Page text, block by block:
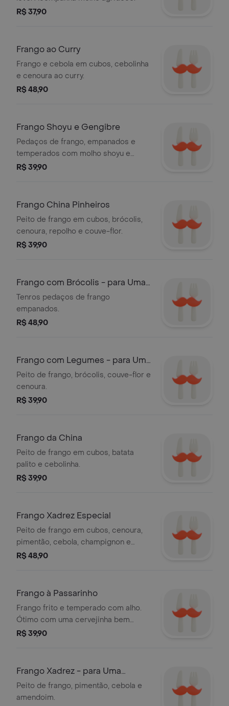
R$ 37,90
Frango ao Curry
Frango e cebola em cubos, cebolinha
e cenoura ao curry.
R$ 48,90
Frango Shoyu e Gengibre
Pedaços de frango, empanados e
temperados com molho shoyu e
gengibre.
R$ 39,90
Frango China Pinheiros
Peito de frango em cubos, brócolis,
cenoura, repolho e couve-flor.
R$ 39,90
Frango com Brócolis - para Uma
Pessoa
Tenros pedaços de frango
empanados.
R$ 48,90
Frango com Legumes - para Uma
Pessoa
Peito de frango, brócolis, couve-flor e
cenoura.
R$ 39,90
Frango da China
Peito de frango em cubos, batata
palito e cebolinha.
R$ 39,90
Frango Xadrez Especial
Peito de frango em cubos, cenoura,
pimentão, cebola, champignon e
amendoim.
R$ 48,90
Frango à Passarinho
Frango frito e temperado com alho.
Ótimo com uma cervejinha bem
gelada.
R$ 39,90
Frango Xadrez - para Uma
Pessoa
Peito de frango, pimentão, cebola e
amendoim.